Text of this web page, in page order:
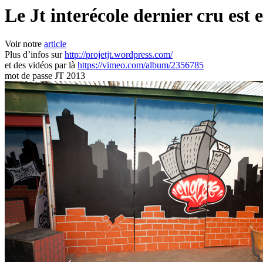
Le Jt interécole dernier cru est
Voir notre article
Plus d’infos surhttp://projetjt.wordpress.com/
et des vidéos par là https://vimeo.com/album/2356785
mot de passe JT 2013